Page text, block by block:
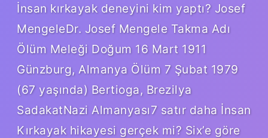
İnsan kırkayak deneyini kim yaptı? Josef
MengeleDr. Josef Mengele Takma Adı
Ölüm Meleği Doğum 16 Mart 1911
Günzburg, Almanya Ölüm 7 Şubat 1979
(67 yaşında) Bertioga, Brezilya
SadakatNazi Almanyası7 satır daha İnsan
Kırkayak hikayesi gerçek mi? Six’e göre